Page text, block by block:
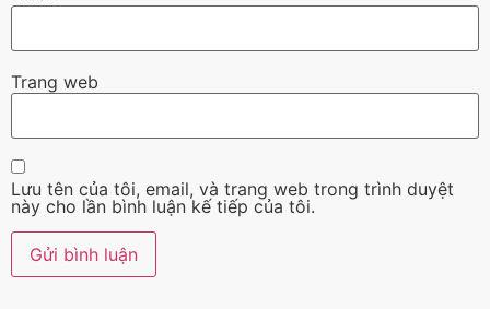
Trang web
Lưu tên của tôi, email, và trang web trong trình duyệt
này cho lần bình luận kế tiếp của tôi.